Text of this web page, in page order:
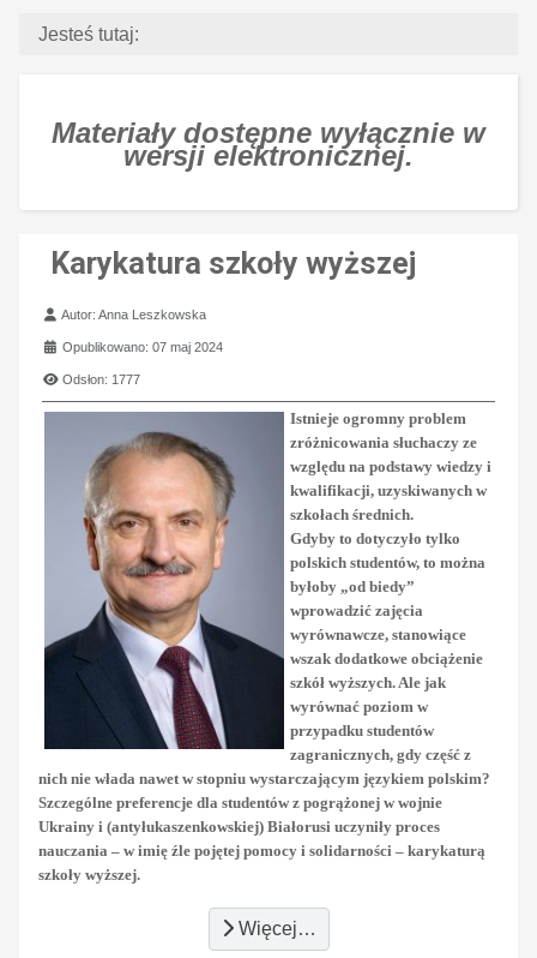
Jesteś tutaj:
Materiały dostępne wyłącznie w
wersji elektronicznej.
Karykatura szkoły wyższej
Szczegóły
Autor:Anna Leszkowska
Opublikowano: 07 maj 2024
Odsłon: 1777
Istnieje ogromny problem
zróżnicowania słuchaczy ze
względu na podstawy wiedzy i
kwalifikacji, uzyskiwanych w
szkołach średnich.
Gdyby to dotyczyło tylko
polskich studentów, to można
byłoby „od biedy”
wprowadzić zajęcia
wyrównawcze, stanowiące
wszak dodatkowe obciążenie
szkół wyższych. Ale jak
wyrównać poziom w
przypadku studentów
zagranicznych, gdy część z
nich nie włada nawet w stopniu wystarczającym językiem polskim?
Szczególne preferencje dla studentów z pogrążonej w wojnie
Ukrainy i (antyłukaszenkowskiej) Białorusi uczyniły proces
nauczania – w imię źle pojętej pomocy i solidarności – karykaturą
szkoły wyższej.
Więcej…